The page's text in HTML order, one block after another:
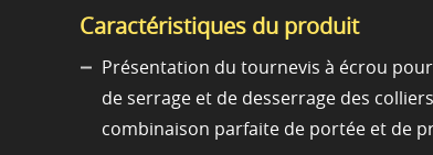
Caractéristiques du produit
Présentation du tournevis à écrou
de serrage et de desserrage des
combinaison parfaite de portée et de